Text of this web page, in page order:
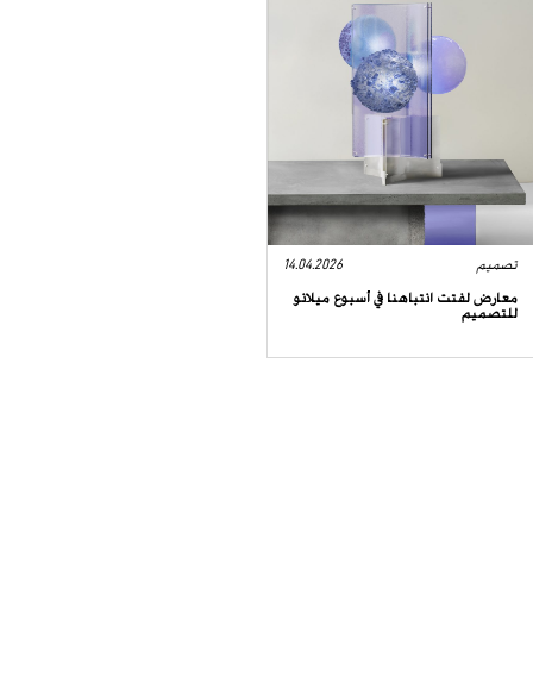
تصميم 14.04.2026
معارض لفتت انتباهنا في أسبوع ميلانو
للتصميم